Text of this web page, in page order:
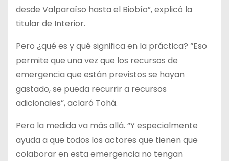
desde Valparaíso hasta el Biobío”, explicó la
titular de Interior.
Pero ¿qué es y qué significa en la práctica? “Eso
permite que una vez que los recursos de
emergencia que están previstos se hayan
gastado, se pueda recurrir a recursos
adicionales”, aclaró Tohá.
Pero la medida va más allá. “Y especialmente
ayuda a que todos los actores que tienen que
colaborar en esta emergencia no tengan